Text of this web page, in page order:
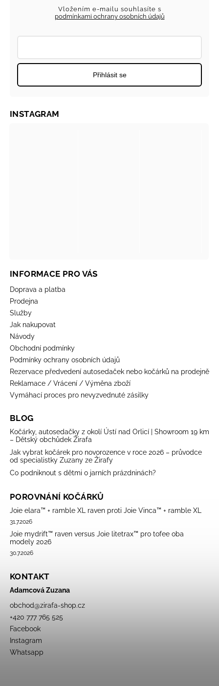
Vložením e-mailu souhlasíte s
podmínkami ochrany osobních údajů
Přihlásit se
INFORMACE PRO VÁS
Doprava a platba
Prodejna
Služby
Jak nakupovat
Návody
Obchodní podmínky
Podmínky ochrany osobních údajů
Rezervace předvedení autosedaček nebo kočárků na prodejně
Reklamace / Vrácení / Výměna zboží
Vymáhací proces pro nevyzvednuté zásilky
BLOG
Kočárky, autosedačky z okolí Ústí nad Orlicí | Showroom 19 km
– Dětský obchůdek Žirafa
Jak vybrat kočárek pro novorozence v roce 2026 – průvodce
od specialistky Zuzany ze Žirafy
Co podniknout s dětmi o jarních prázdninách?
POROVNÁNÍ KOČÁRKŮ
Joie elara™ + ramble XL raven proti Joie Vinca™ + ramble XL
31.7.2026
Joie mydrift™ raven versus Joie litetrax™ pro tofee oba
modely 2026
30.7.2026
KONTAKT
Adamcová Zuzana
obchod@zirafa-shop.cz
+420 777 765 525
Facebook
Instagram
Whatsapp
INSTAGRAM